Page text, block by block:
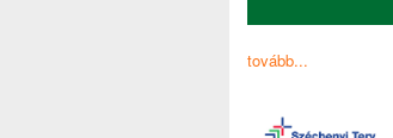
tovább...